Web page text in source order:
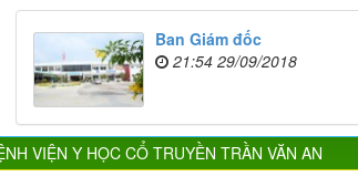
Ban Giám đốc
21:54 29/09/2018
VIỆN Y HỌC CỔ TRUYỀN TRẦN VĂN AN